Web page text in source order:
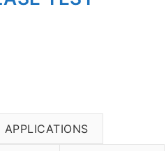
APPLICATIONS